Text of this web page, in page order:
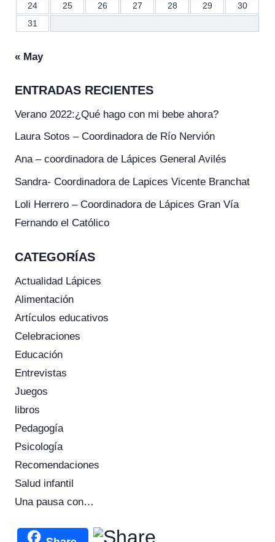
24
25 26 27 28 29
30
31
« May
ENTRADAS RECIENTES
Verano 2022:¿Qué hago con mi bebe ahora?
Laura Sotos – Coordinadora de Río Nervión
Ana – coordinadora de Lápices General Avilés
Sandra- Coordinadora de Lapices Vicente Branchat
Loli Herrero – Coordinadora de Lápices Gran Vía
Fernando el Católico
CATEGORÍAS
Actualidad Lápices
Alimentación
Artículos educativos
Celebraciones
Educación
Entrevistas
Juegos
libros
Pedagogía
Psicología
Recomendaciones
Salud infantil
Una pausa con…